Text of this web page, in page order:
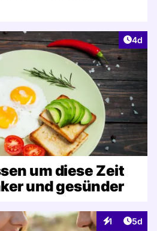
4d
um diese Zeit
und gesünder
1
Interaktionen
5d